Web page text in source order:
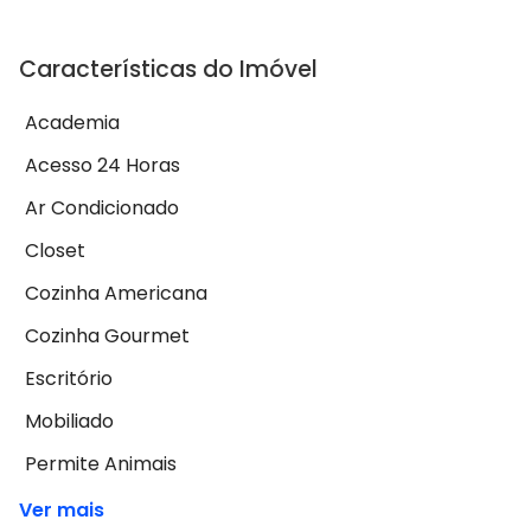
Características do Imóvel
Academia
Acesso 24 Horas
Ar Condicionado
Closet
Cozinha Americana
Cozinha Gourmet
Escritório
Mobiliado
Permite Animais
Ver mais